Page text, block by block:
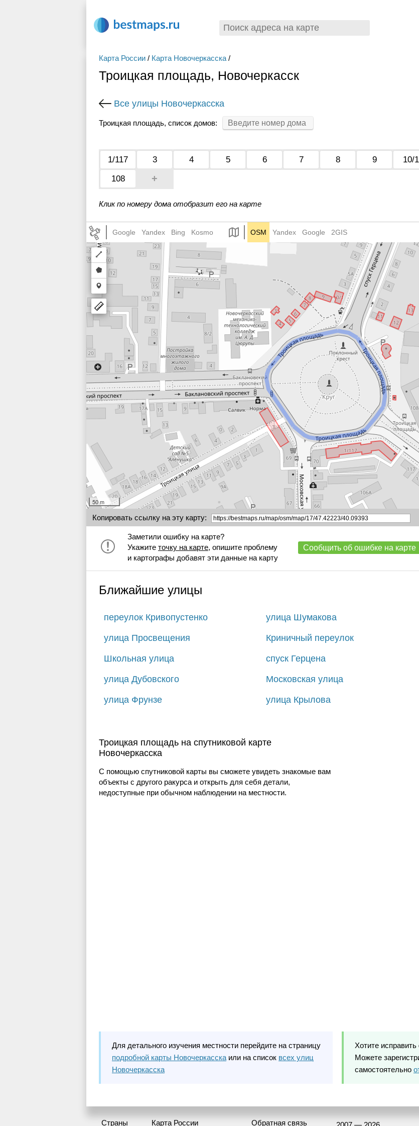
Карта России / Карта Новочеркасска /
Троицкая площадь, Новочеркасск
Все улицы Новочеркасска
Троицкая площадь, список домов:
1/117 3 4 5 6 7 8 9 10/1
108
+
Клик по номеру дома отобразит его на карте
Google Yandex Bing Kosmo OSM Yandex Google 2GIS
Draw
a
polyline
Draw
a
polygon
Draw
a
marker
50 m
Копировать ссылку на эту карту:
Заметили ошибку на карте?
Укажите точку на карте, опишите проблему
и картографы добавят эти данные на карту
Сообщить об ошибке на карте
Ближайшие улицы
переулок Кривопустенко улица Шумакова
улица Просвещения Криничный переулок
Школьная улица спуск Герцена
улица Дубовского Московская улица
улица Фрунзе улица Крылова
Троицкая площадь на спутниковой карте
Новочеркасска
С помощью спутниковой карты вы сможете увидеть знакомые вам
объекты с другого ракурса и открыть для себя детали,
недоступные при обычном наблюдении на местности.
Для детального изучения местности перейдите на страницу
подробной карты Новочеркасска или на список всех улиц
Новочеркасска
Хотите
Можете
самостоятельно
Страны Карта России Обратная связь